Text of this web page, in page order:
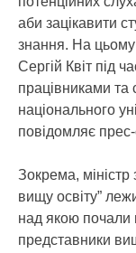
аби зацікавити
знання. На цьому
Сергій Квіт під
працівниками та
національного
повідомляє
Зокрема,
вищу освіту”
над якою почали
представники